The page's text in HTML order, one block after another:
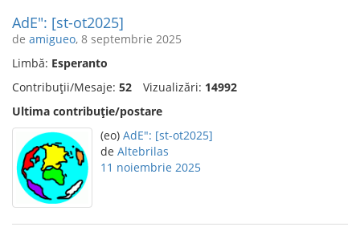
AdE": [st-ot2025]
de amigueo, 8 septembrie 2025
Limbă: Esperanto
Contribuții/Mesaje: 52 Vizualizări: 14992
Ultima contribuție/postare
(eo) AdE": [st-ot2025]
de Altebrilas
11 noiembrie 2025